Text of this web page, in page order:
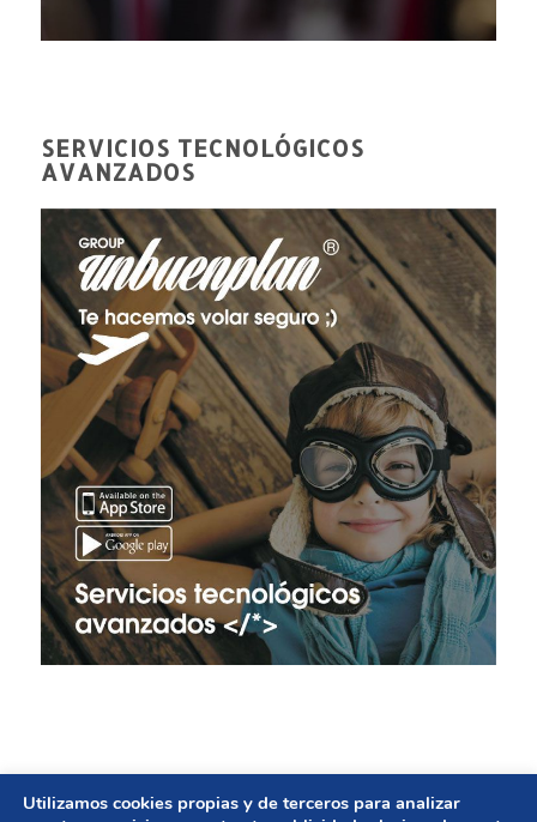
SERVICIOS TECNOLÓGICOS
AVANZADOS
Utilizamos cookies propias y de terceros para analizar